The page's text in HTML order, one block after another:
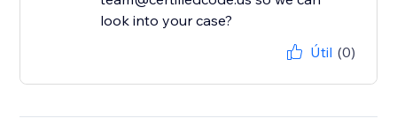
look into your case?
Útil (0)